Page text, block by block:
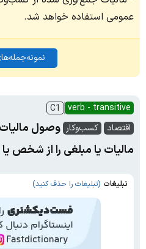
عمومی استفاده خواهد شد.
verb - transitive
C1
اقتصاد
کسب‌وکار وصول
مالیات یا مبلغی را از شخص
تبلیغات (تبلیغات را حذف کنید)